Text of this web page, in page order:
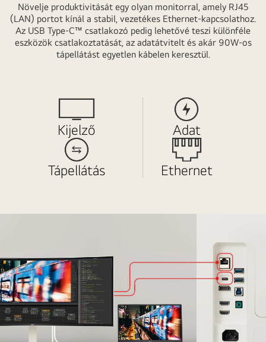
Növelje produktivitását egy olyan monitorral, amely RJ45
(LAN) portot kínál a stabil, vezetékes Ethernet‑kapcsolathoz.
Az USB Type‑C™ csatlakozó pedig lehetővé teszi különféle
eszközök csatlakoztatását, az adatátvitelt és akár 90W-os
tápellátást egyetlen kábelen keresztül.
Kijelző Adat
Tápellátás Ethernet